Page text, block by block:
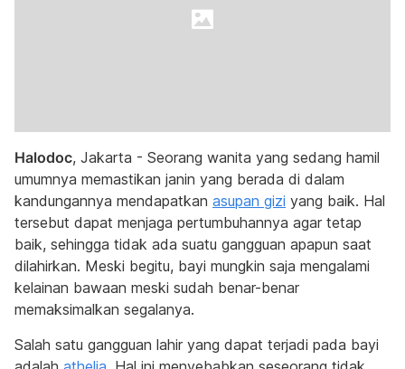
Halodoc, Jakarta - Seorang wanita yang sedang hamil
umumnya memastikan janin yang berada di dalam
kandungannya mendapatkan asupan gizi yang baik. Hal
tersebut dapat menjaga pertumbuhannya agar tetap
baik, sehingga tidak ada suatu gangguan apapun saat
dilahirkan. Meski begitu, bayi mungkin saja mengalami
kelainan bawaan meski sudah benar-benar
memaksimalkan segalanya.
Salah satu gangguan lahir yang dapat terjadi pada bayi